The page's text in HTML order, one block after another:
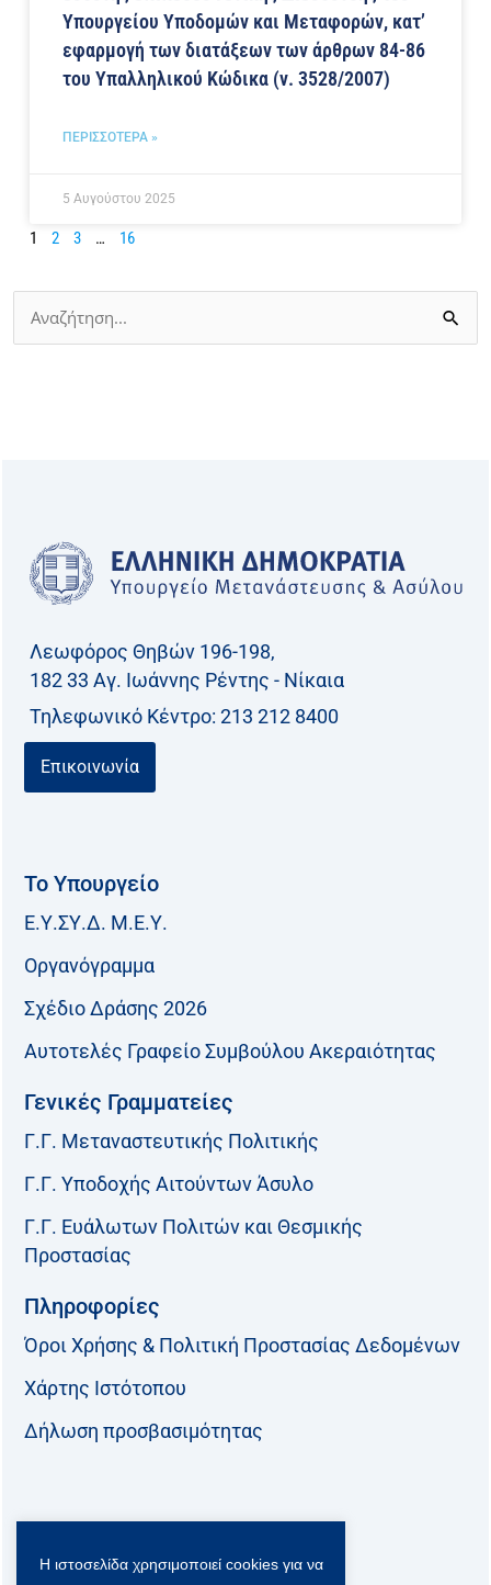
Υπουργείου Υποδομών και Μεταφορών, κατ’
εφαρμογή των διατάξεων των άρθρων 84-86
του Υπαλληλικού Κώδικα (ν. 3528/2007)
ΠΕΡΙΣΣΟΤΕΡΑ »
5 Αυγούστου 2025
1 2 3 … 16
Αναζήτηση
για:
Λεωφόρος Θηβών 196-198,
182 33 Aγ. Ιωάννης Ρέντης - Νίκαια
Τηλεφωνικό Kέντρο: 213 212 8400
Επικοινωνία
Το Υπουργείο
Ε.Υ.ΣΥ.Δ. Μ.Ε.Υ.
Οργανόγραμμα
Σχέδιο Δράσης 2026
Αυτοτελές Γραφείο Συμβούλου Ακεραιότητας
Γενικές Γραμματείες
Γ.Γ. Μεταναστευτικής Πολιτικής
Γ.Γ. Υποδοχής Αιτούντων Άσυλο
Γ.Γ. Ευάλωτων Πολιτών και Θεσμικής
Προστασίας
Πληροφορίες
Όροι Χρήσης & Πολιτική Προστασίας Δεδομένων
Χάρτης Ιστότοπου
Δήλωση προσβασιμότητας
F T L Y
Η ιστοσελίδα χρησιμοποιεί cookies για να